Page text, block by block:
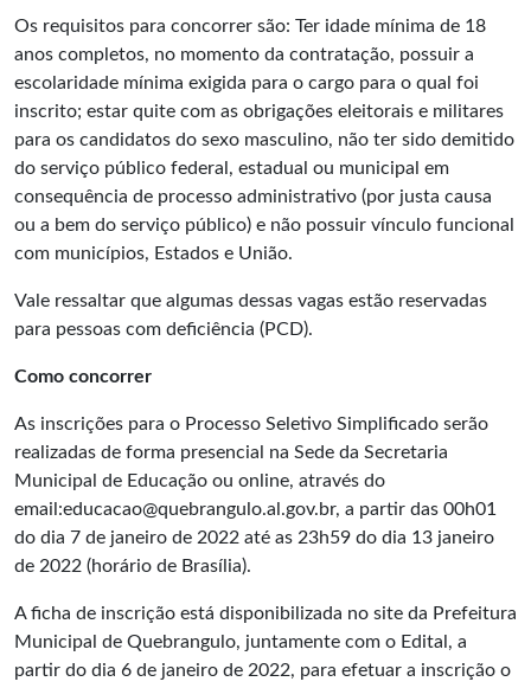
Os requisitos para concorrer são: Ter idade mínima de 18
anos completos, no momento da contratação, possuir a
escolaridade mínima exigida para o cargo para o qual foi
inscrito; estar quite com as obrigações eleitorais e militares
para os candidatos do sexo masculino, não ter sido demitido
do serviço público federal, estadual ou municipal em
consequência de processo administrativo (por justa causa
ou a bem do serviço público) e não possuir vínculo funcional
com municípios, Estados e União.
Vale ressaltar que algumas dessas vagas estão reservadas
para pessoas com deficiência (PCD).
Como concorrer
As inscrições para o Processo Seletivo Simplificado serão
realizadas de forma presencial na Sede da Secretaria
Municipal de Educação ou online, através do
email:educacao@quebrangulo.al.gov.br, a partir das 00h01
do dia 7 de janeiro de 2022 até as 23h59 do dia 13 janeiro
de 2022 (horário de Brasília).
A ficha de inscrição está disponibilizada no site da Prefeitura
Municipal de Quebrangulo, juntamente com o Edital, a
partir do dia 6 de janeiro de 2022, para efetuar a inscrição o